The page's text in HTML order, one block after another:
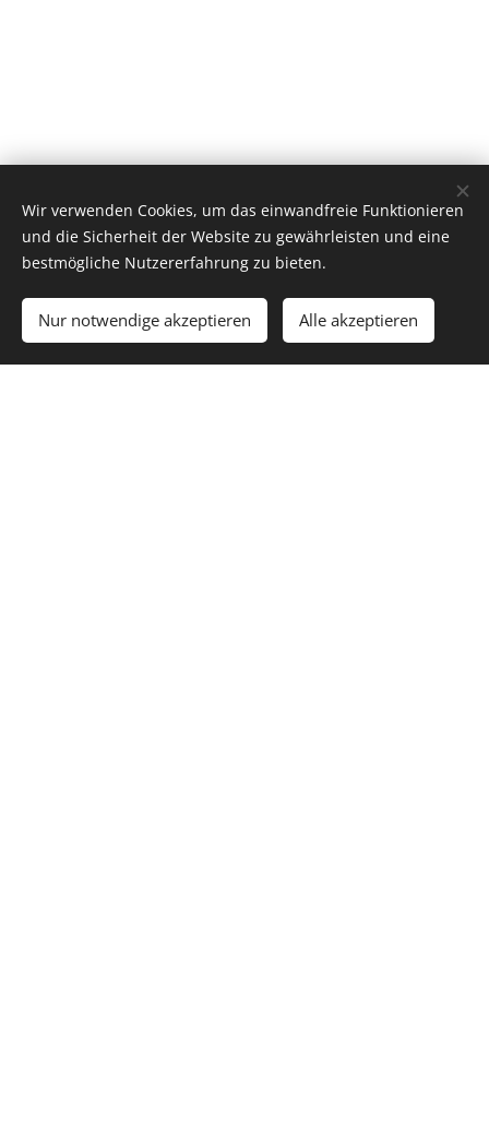
Wir verwenden Cookies, um das einwandfreie Funktionieren
und die Sicherheit der Website zu gewährleisten und eine
bestmögliche Nutzererfahrung zu bieten.
Nur notwendige akzeptieren Alle akzeptieren